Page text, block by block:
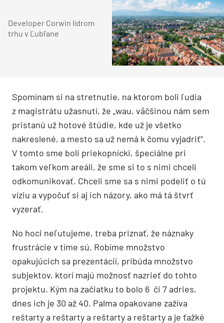
Developer Corwin lídrom
trhu v Ľubľane
Spomínam si na stretnutie, na ktorom boli ľudia
z magistrátu užasnutí, že „wau, väčšinou nám sem
pristanú už hotové štúdie, kde už je všetko
nakreslené, a mesto sa už nemá k čomu vyjadriť“.
V tomto sme boli priekopnícki, špeciálne pri
takom veľkom areáli, že sme si to s nimi chceli
odkomunikovať. Chceli sme sa s nimi podeliť o tú
víziu a vypočuť si aj ich názory, ako má tá štvrť
vyzerať.
No hoci neľutujeme, treba priznať, že náznaky
frustrácie v tíme sú. Robíme množstvo
opakujúcich sa prezentácií, pribúda množstvo
subjektov, ktorí majú možnosť nazrieť do tohto
projektu. Kým na začiatku to bolo 6 či 7 adries,
dnes ich je 30 až 40. Palma opakovane zažíva
reštarty a reštarty a reštarty a reštarty a je ťažké